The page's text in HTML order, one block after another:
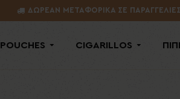
ΔΩΡΕΑΝ ΜΕΤΑΦΟΡΙΚΑ ΣΕ
POUCHES CIGARILLOS